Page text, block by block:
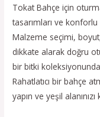
Tokat Bahçe için
tasarımları ve konforlu
Malzeme seçimi,
dikkate alarak doğru
bir bitki
Rahatlatıcı bir bahçe
yapın ve yeşil